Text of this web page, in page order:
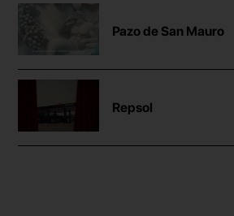
Pazo de San Mauro
Repsol